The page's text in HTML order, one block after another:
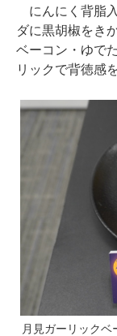
にんにく背脂
ダに黒胡椒をき
ベーコン・ゆで
リックで背徳感
月見ガーリックベ